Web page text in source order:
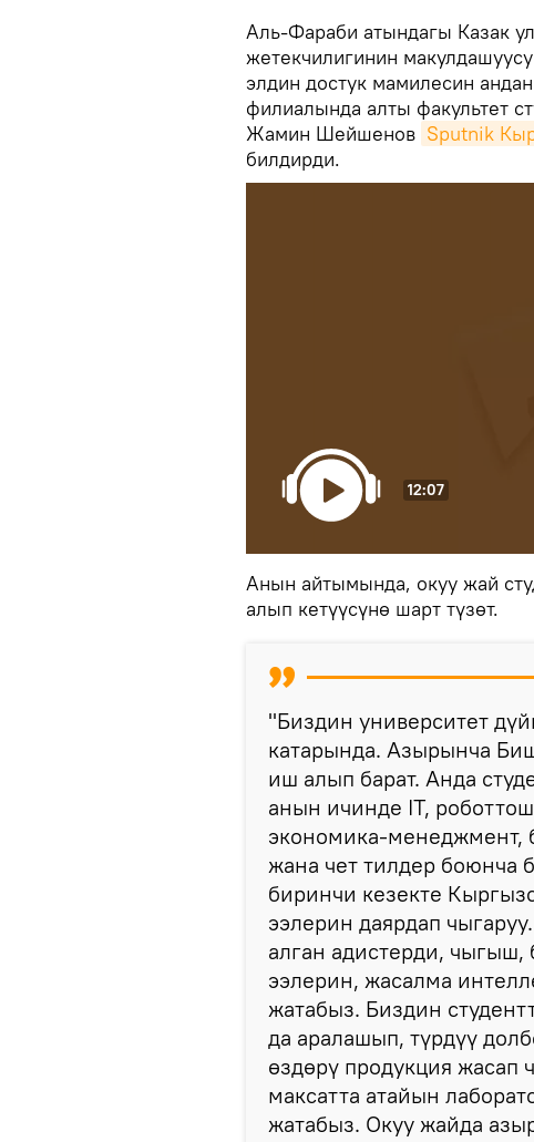
Аль-Фараби атындагы Казак
жетекчилигинин
элдин достук мамилесин
филиалында алты факультет
Жамин Шейшенов Sputnik
билдирди.
12:07
Анын айтымында, окуу жай
алып кетүүсүнө шарт түзөт.
"Биздин университет
катарында. Азырынча
иш алып барат. Анда
анын ичинде IT,
экономика-менеджмент,
жана чет тилдер боюнча
биринчи кезекте
ээлерин даярдап
алган адистерди,
ээлерин, жасалма
жатабыз. Биздин
да аралашып, түрдүү
өздөрү продукция жасап
максатта атайын
жатабыз. Окуу жайда